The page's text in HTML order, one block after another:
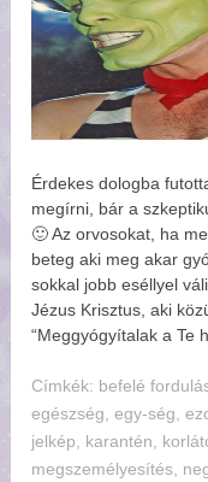
Érdekes dologba
megírni, bár a
🙂 Az orvosokat, ha
beteg aki meg akar
sokkal jobb eséllyel
Jézus Krisztus, aki
“Meggyógyítalak a Te
Címkék: befelé
egészség,egy-ség,
jelkép, karantén,
megszemélyesítés,